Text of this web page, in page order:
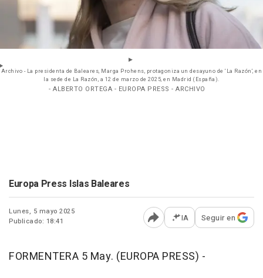
Archivo - La presidenta de Baleares, Marga Prohens, protagoniza un desayuno de ‘La Razón’, en
la sede de La Razón, a 12 de marzo de 2025, en Madrid (España).
- ALBERTO ORTEGA - EUROPA PRESS - ARCHIVO
Europa Press Islas Baleares
Lunes, 5 mayo 2025
Publicado: 18:41
Abrir opciones para
IA Seguir en
FORMENTERA 5 May. (EUROPA PRESS) -